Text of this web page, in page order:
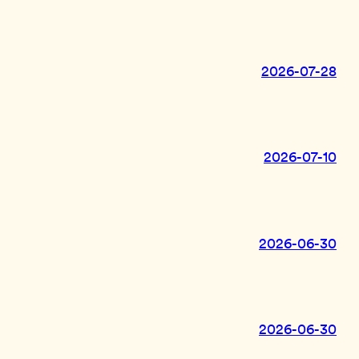
2026-07-28
2026-07-10
2026-06-30
2026-06-30